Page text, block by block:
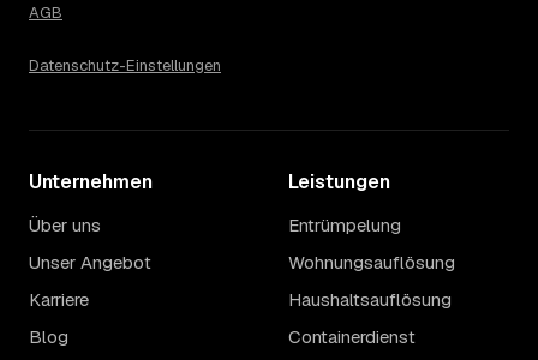
kostenlosen Einschätzung.
AGB
Datenschutz-Einstellungen
Unternehmen
Über uns
Unser Angebot
Karriere
Blog
Leistungen
Entrümpelung
Wohnungsauflösung
Haushaltsauflösung
Containerdienst